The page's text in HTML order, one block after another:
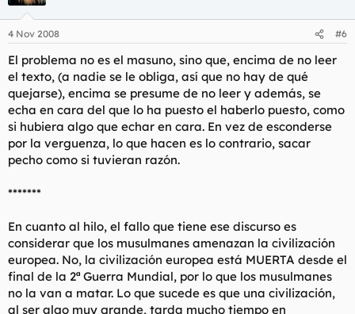
4 Nov 2008 #6
El problema no es el masuno, sino que, encima de no leer
el texto, (a nadie se le obliga, así que no hay de qué
quejarse), encima se presume de no leer y además, se
echa en cara del que lo ha puesto el haberlo puesto, como
si hubiera algo que echar en cara. En vez de esconderse
por la verguenza, lo que hacen es lo contrario, sacar
pecho como si tuvieran razón.
*******
En cuanto al hilo, el fallo que tiene ese discurso es
considerar que los musulmanes amenazan la civilización
europea. No, la civilización europea está MUERTA desde el
final de la 2ª Guerra Mundial, por lo que los musulmanes
no la van a matar. Lo que sucede es que una civilización,
al ser algo muy grande, tarda mucho tiempo en